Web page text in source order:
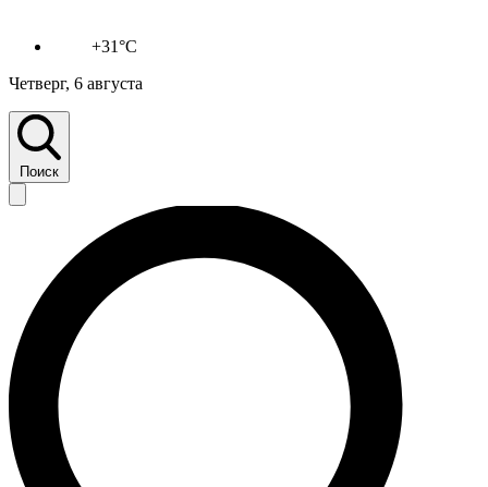
+31°C
Четверг, 6 августа
Поиск